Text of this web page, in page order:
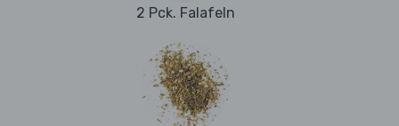
2 Pck. Falafeln